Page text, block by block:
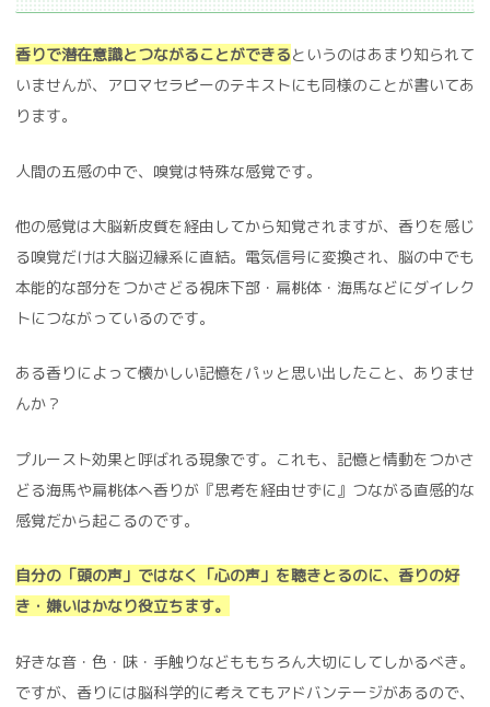
香りで潜在意識とつながることができるというのはあまり知られて
いませんが、アロマセラピーのテキストにも同様のことが書いてあ
ります。
人間の五感の中で、嗅覚は特殊な感覚です。
他の感覚は大脳新皮質を経由してから知覚されますが、香りを感じ
る嗅覚だけは大脳辺縁系に直結。電気信号に変換され、脳の中でも
本能的な部分をつかさどる視床下部・扁桃体・海馬などにダイレク
トにつながっているのです。
ある香りによって懐かしい記憶をパッと思い出したこと、ありませ
んか？
プルースト効果と呼ばれる現象です。これも、記憶と情動をつかさ
どる海馬や扁桃体へ香りが『思考を経由せずに』つながる直感的な
感覚だから起こるのです。
自分の「頭の声」ではなく「心の声」を聴きとるのに、香りの好
き・嫌いはかなり役立ちます。
好きな音・色・味・手触りなどももちろん大切にしてしかるべき。
ですが、香りには脳科学的に考えてもアドバンテージがあるので、